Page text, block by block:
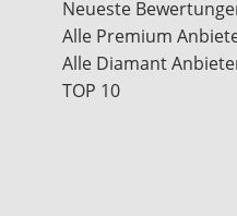
Neueste
Alle Premium
Alle Diamant
TOP 10